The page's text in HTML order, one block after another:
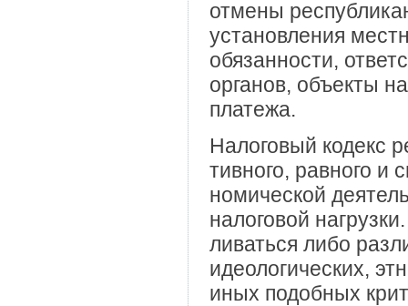
отмены
установления
обязанности,
органов, объекты
платежа.
Налоговый кодекс
тивного, равного и
номической
налоговой
ливаться либо
идеологических,
иных подобных